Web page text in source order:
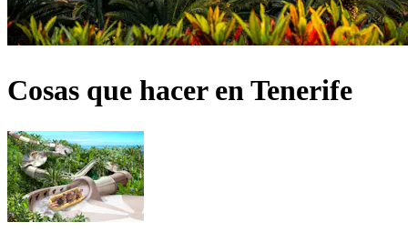
Cosas que hacer en Tenerife